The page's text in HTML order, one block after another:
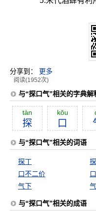
分享到： 更多
阅读(1952次)
与“探口气”相关的字典解
tàn
探
kŏu
口
与“探口气”相关的词语
探丁
口不二价
气下
与“探口气”相关的成语